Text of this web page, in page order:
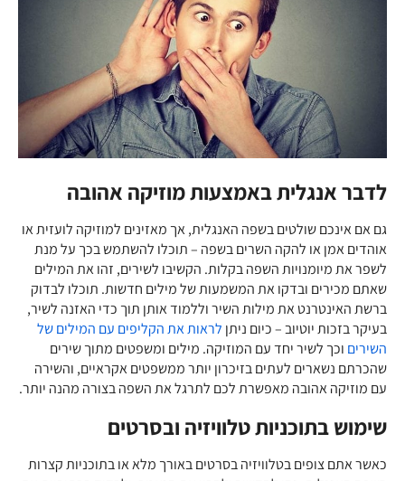
לדבר אנגלית באמצעות מוזיקה אהובה
גם אם אינכם שולטים בשפה האנגלית, אך מאזינים למוזיקה לועזית או
אוהדים אמן או להקה השרים בשפה – תוכלו להשתמש בכך על מנת
לשפר את מיומנויות השפה בקלות. הקשיבו לשירים, זהו את המילים
שאתם מכירים ובדקו את המשמעות של מילים חדשות. תוכלו לבדוק
ברשת האינטרנט את מילות השיר וללמוד אותן תוך כדי האזנה לשיר,
בעיקר בזכות יוטיוב – כיום ניתן לראות את הקליפים עם המילים של
השירים וכך לשיר יחד עם המוזיקה. מילים ומשפטים מתוך שירים
שהכרתם נשארים לעתים בזיכרון יותר ממשפטים אקראיים, והשירה
עם מוזיקה אהובה מאפשרת לכם לתרגל את השפה בצורה מהנה יותר.
שימוש בתוכניות טלוויזיה ובסרטים
כאשר אתם צופים בטלוויזיה בסרטים באורך מלא או בתוכניות קצרות